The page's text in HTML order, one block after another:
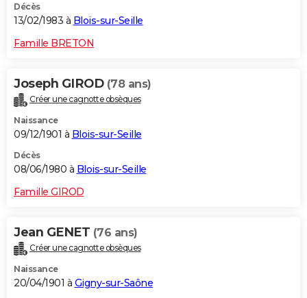
Décès
13/02/1983 à Blois-sur-Seille
Famille BRETON
Joseph GIROD (78 ans)
Créer une cagnotte obsèques
Naissance
09/12/1901 à Blois-sur-Seille
Décès
08/06/1980 à Blois-sur-Seille
Famille GIROD
Jean GENET (76 ans)
Créer une cagnotte obsèques
Naissance
20/04/1901 à Gigny-sur-Saône